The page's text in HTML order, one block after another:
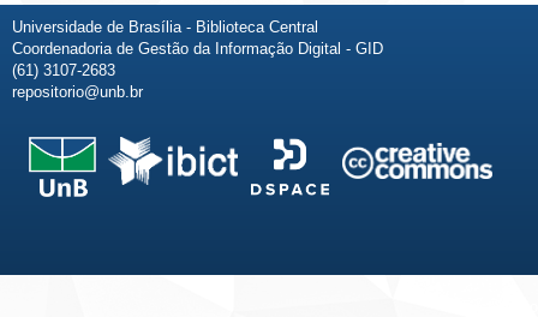
Universidade de Brasília - Biblioteca Central
Coordenadoria de Gestão da Informação Digital - GID
(61) 3107-2683
repositorio@unb.br